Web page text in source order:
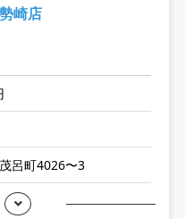
崎店
呂町4026〜3